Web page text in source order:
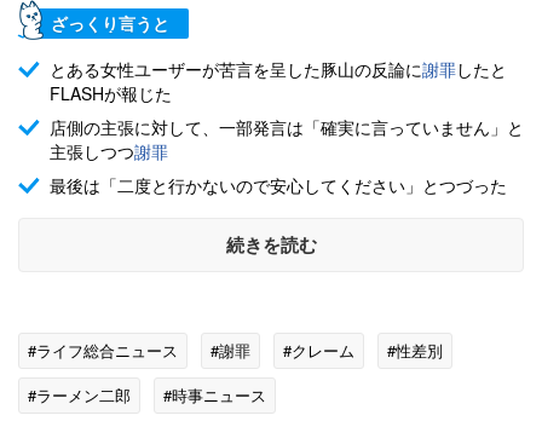
ざっくり言うと
とある女性ユーザーが苦言を呈した豚山の反論に謝罪したと
FLASHが報じた
店側の主張に対して、一部発言は「確実に言っていません」と
主張しつつ謝罪
最後は「二度と行かないので安心してください」とつづった
続きを読む
#ライフ総合ニュース #謝罪 #クレーム
#性差別
#ラーメン二郎
#時事ニュース